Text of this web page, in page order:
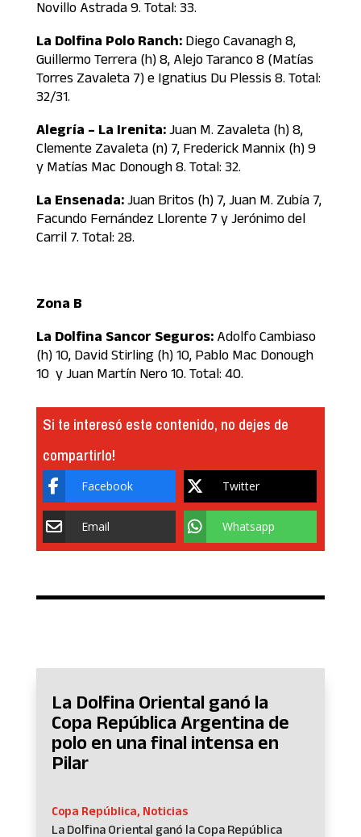
Novillo Astrada 9. Total: 33.
La Dolfina Polo Ranch:Diego Cavanagh 8,
Guillermo Terrera (h) 8, Alejo Taranco 8 (Matías
Torres Zavaleta 7) e Ignatius Du Plessis 8. Total:
32/31.
Alegría – La Irenita:Juan M. Zavaleta (h) 8,
Clemente Zavaleta (n) 7, Frederick Mannix (h) 9
y Matías Mac Donough 8. Total: 32.
La Ensenada: Juan Britos (h) 7, Juan M. Zubía 7,
Facundo Fernández Llorente 7 y Jerónimo del
Carril 7. Total: 28.
Zona B
La Dolfina Sancor Seguros:Adolfo Cambiaso
(h) 10, David Stirling (h) 10, Pablo Mac Donough
10 y Juan Martín Nero 10. Total: 40.
Si te interesó este contenido, no dejes de
compartirlo!
Facebook Twitter
Email Whatsapp
La Dolfina Oriental ganó la
Copa República Argentina de
polo en una final intensa en
Pilar
Copa República, Noticias
La Dolfina Oriental ganó la Copa República